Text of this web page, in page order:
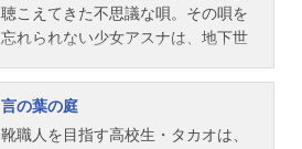
督・脚本・美術・撮影：新海誠音
楽：天門主題歌｢THROUGHTHEYEA
季節2002アニメ映画(C)MakotoShink
ai/CoMixWaveFilms動画配信情報【P
R】※本ページは動画配信サービスの
監督・脚本：新海誠音楽：天門キャ
ラクターデザイン・総作画監督：田
ミックス・ウェーブ・フィルム主題
歌「きみのこえ」川嶋あい公開開始
年＆季節2004アニメ映画(C)MakotoS
抄」、その後の貴樹を別の人物の視
点から描いた「コスモナウト」、そ
切り取った表題作「秒速5センチメー
トル」。3本の連作アニメーション作
品。作品名秒速5センチメートル放送
聴こえてきた不思議な唄。その唄を
忘れられない少女アスナは、地下世
ンに出会う。2人は心を通わせるも、
少年は突然姿を消してしまう。「も
う一度あの人に会いたい」そう願う
言の葉の庭
靴職人を目指す高校生・タカオは、